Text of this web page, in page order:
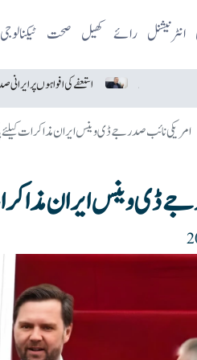
انٹرنیشنل رائے کھیل صحت ٹیکنالوجی
استعفے کی افواہوں پر ایرانی صدر کا اہم
امریکی نائب صدر جے ڈی وینس ایران مذاکرات کیلئے
ڈی وینس ایران